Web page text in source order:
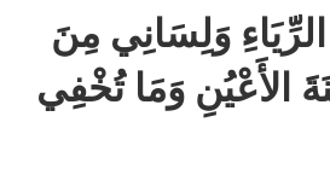
وَلِسَانِي مِنَ
الأَعْيُنِ وَمَا تُخْفِي